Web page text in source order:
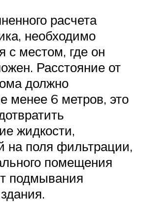
расчета
необходимо
с местом, где он
Расстояние от
должно
менее 6 метров, это
жидкости,
на поля фильтрации,
помещения
подмывания